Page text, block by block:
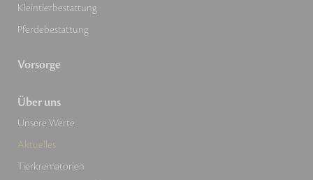
Kleintierbestattung
Pferdebestattung
Vorsorge
Über uns
Unsere Werte
Aktuelles
Tierkrematorien